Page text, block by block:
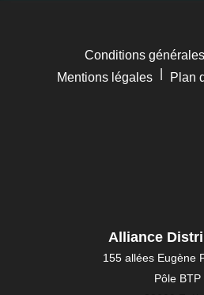
Conditions
Mentions légales
Plan
Alliance
155 allées Eugène
Pôle BTP